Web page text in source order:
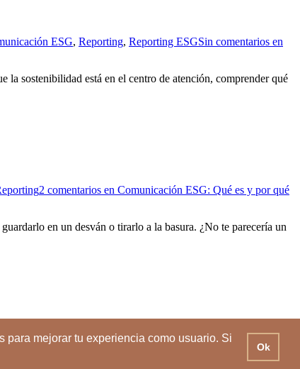
mejorar tu experiencia como usuario. Si
Ok
ESG, Reporting, Reporting ESGSin comentarios en
la sostenibilidad está en el centro de atención, comprender qué
2 comentarios en Comunicación ESG: Qué es y por qué
en un desván o tirarlo a la basura. ¿No te parecería un